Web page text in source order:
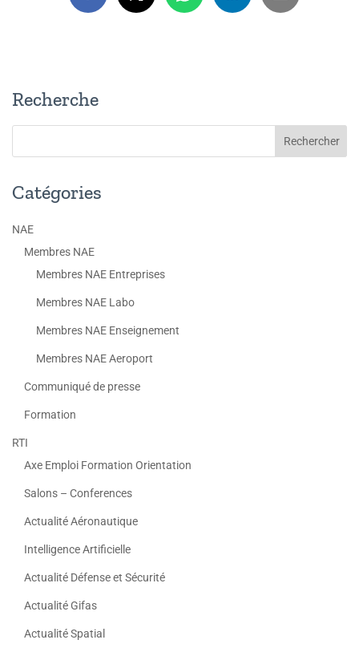
Recherche
Catégories
NAE
Membres NAE
Membres NAE Entreprises
Membres NAE Labo
Membres NAE Enseignement
Membres NAE Aeroport
Communiqué de presse
Formation
RTI
Axe Emploi Formation Orientation
Salons – Conferences
Actualité Aéronautique
Intelligence Artificielle
Actualité Défense et Sécurité
Actualité Gifas
Actualité Spatial